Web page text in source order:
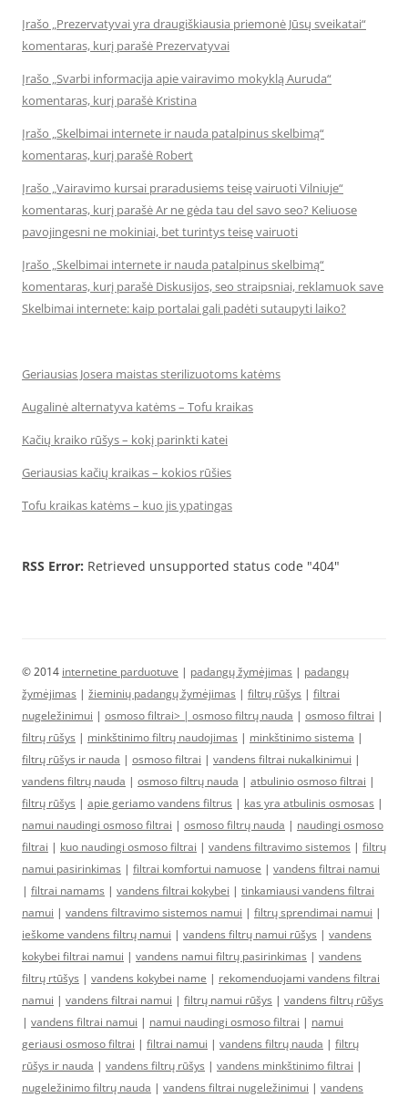
Įrašo „Prezervatyvai yra draugiškiausia priemonė Jūsų sveikatai“
komentaras, kurį parašė Prezervatyvai
Įrašo „Svarbi informacija apie vairavimo mokyklą Auruda“
komentaras, kurį parašė Kristina
Įrašo „Skelbimai internete ir nauda patalpinus skelbimą“
komentaras, kurį parašė Robert
Įrašo „Vairavimo kursai praradusiems teisę vairuoti Vilniuje“
komentaras, kurį parašė Ar ne gėda tau del savo seo? Keliuose
pavojingesni ne mokiniai, bet turintys teisę vairuoti
Įrašo „Skelbimai internete ir nauda patalpinus skelbimą“
komentaras, kurį parašė Diskusijos, seo straipsniai, reklamuok save
Skelbimai internete: kaip portalai gali padėti sutaupyti laiko?
Geriausias Josera maistas sterilizuotoms katėms
Augalinė alternatyva katėms – Tofu kraikas
Kačių kraiko rūšys – kokį parinkti katei
Geriausias kačių kraikas – kokios rūšies
Tofu kraikas katėms – kuo jis ypatingas
RSS Error: Retrieved unsupported status code "404"
© 2014 internetine parduotuve | padangų žymėjimas | padangų
žymėjimas | žieminių padangų žymėjimas | filtrų rūšys | filtrai
nugeležinimui | osmoso filtrai> | osmoso filtrų nauda | osmoso filtrai |
filtrų rūšys | minkštinimo filtrų naudojimas | minkštinimo sistema |
filtrų rūšys ir nauda | osmoso filtrai | vandens filtrai nukalkinimui |
vandens filtrų nauda | osmoso filtrų nauda | atbulinio osmoso filtrai |
filtrų rūšys | apie geriamo vandens filtrus | kas yra atbulinis osmosas |
namui naudingi osmoso filtrai | osmoso filtrų nauda | naudingi osmoso
filtrai | kuo naudingi osmoso filtrai | vandens filtravimo sistemos | filtrų
namui pasirinkimas | filtrai komfortui namuose | vandens filtrai namui
| filtrai namams | vandens filtrai kokybei | tinkamiausi vandens filtrai
namui | vandens filtravimo sistemos namui | filtrų sprendimai namui |
ieškome vandens filtrų namui | vandens filtrų namui rūšys | vandens
kokybei filtrai namui | vandens namui filtrų pasirinkimas | vandens
filtrų rtūšys | vandens kokybei name | rekomenduojami vandens filtrai
namui | vandens filtrai namui | filtrų namui rūšys | vandens filtrų rūšys
| vandens filtrai namui | namui naudingi osmoso filtrai | namui
geriausi osmoso filtrai | filtrai namui | vandens filtrų nauda | filtrų
rūšys ir nauda | vandens filtrų rūšys | vandens minkštinimo filtrai |
nugeležinimo filtrų nauda | vandens filtrai nugeležinimui | vandens